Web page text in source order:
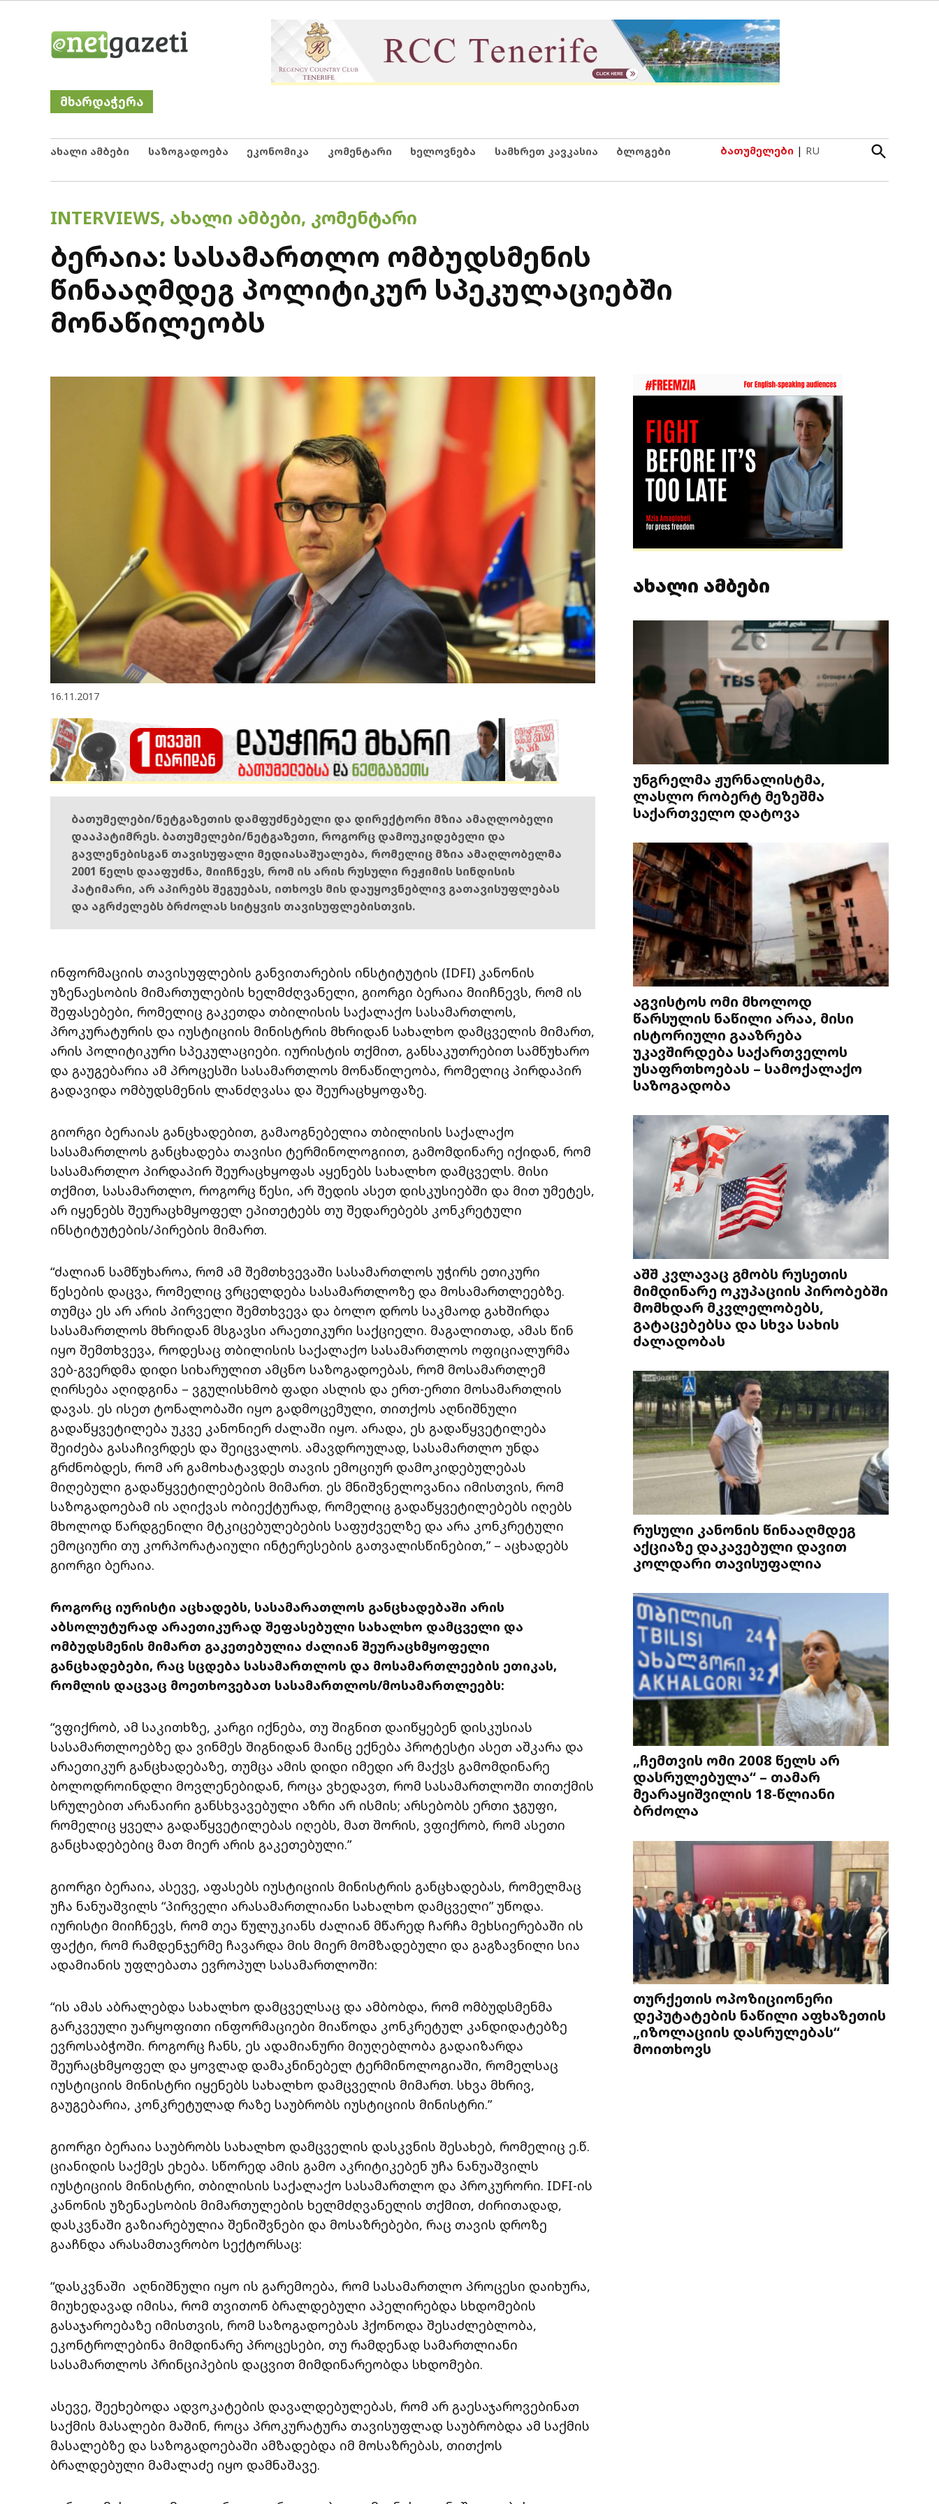
Netgazeti
მხარდაჭერა
ახალი ამბები საზოგადოება ეკონომიკა კომენტარი ხელოვნება სამხრეთ კავკასია ბლოგები ბათუმელები | RU
Open
Search
POSTED
INTERVIEWS, ᲐᲮᲐᲚᲘ ᲐᲛᲑᲔᲑᲘ, ᲙᲝᲛᲔᲜᲢᲐᲠᲘ
ბერაია: სასამართლო ომბუდსმენის
წინააღმდეგ პოლიტიკურ სპეკულაციებში
მონაწილეობს
16.11.2017
ბათუმელები/ნეტგაზეთის დამფუძნებელი და დირექტორი მზია ამაღლობელი
დააპატიმრეს. ბათუმელები/ნეტგაზეთი, როგორც დამოუკიდებელი და
გავლენებისგან თავისუფალი მედიასაშუალება, რომელიც მზია ამაღლობელმა
2001 წელს დააფუძნა, მიიჩნევს, რომ ის არის რუსული რეჟიმის სინდისის
პატიმარი, არ აპირებს შეგუებას, ითხოვს მის დაუყოვნებლივ გათავისუფლებას
და აგრძელებს ბრძოლას სიტყვის თავისუფლებისთვის.
ინფორმაციის თავისუფლების განვითარების ინსტიტუტის (IDFI) კანონის
უზენაესობის მიმართულების ხელმძღვანელი, გიორგი ბერაია მიიჩნევს, რომ ის
შეფასებები, რომელიც გაკეთდა თბილისის საქალაქო სასამართლოს,
პროკურატურის და იუსტიციის მინისტრის მხრიდან სახალხო დამცველის მიმართ,
არის პოლიტიკური სპეკულაციები. იურისტის თქმით, განსაკუთრებით სამწუხარო
და გაუგებარია ამ პროცესში სასამართლოს მონაწილეობა, რომელიც პირდაპირ
გადავიდა ომბუდსმენის ლანძღვასა და შეურაცხყოფაზე.
გიორგი ბერაიას განცხადებით, გამაოგნებელია თბილისის საქალაქო
სასამართლოს განცხადება თავისი ტერმინოლოგიით, გამომდინარე იქიდან, რომ
სასამართლო პირდაპირ შეურაცხყოფას აყენებს სახალხო დამცველს. მისი
თქმით, სასამართლო, როგორც წესი, არ შედის ასეთ დისკუსიებში და მით უმეტეს,
არ იყენებს შეურაცხმყოფელ ეპითეტებს თუ შედარებებს კონკრეტული
ინსტიტუტების/პირების მიმართ.
“ძალიან სამწუხაროა, რომ ამ შემთხვევაში სასამართლოს უჭირს ეთიკური
წესების დაცვა, რომელიც ვრცელდება სასამართლოზე და მოსამართლეებზე.
თუმცა ეს არ არის პირველი შემთხვევა და ბოლო დროს საკმაოდ გახშირდა
სასამართლოს მხრიდან მსგავსი არაეთიკური საქციელი. მაგალითად, ამას წინ
იყო შემთხვევა, როდესაც თბილისის საქალაქო სასამართლოს ოფიციალურმა
ვებ-გვერდმა დიდი სიხარულით ამცნო საზოგადოებას, რომ მოსამართლემ
ღირსება აღიდგინა – ვგულისხმობ ფადი ასლის და ერთ-ერთი მოსამართლის
დავას. ეს ისეთ ტონალობაში იყო გადმოცემული, თითქოს აღნიშნული
გადაწყვეტილება უკვე კანონიერ ძალაში იყო. არადა, ეს გადაწყვეტილება
შეიძება გასაჩივრდეს და შეიცვალოს. ამავდროულად, სასამართლო უნდა
გრძნობდეს, რომ არ გამოხატავდეს თავის ემოციურ დამოკიდებულებას
მიღებული გადაწყვეტილებების მიმართ. ეს მნიშვნელოვანია იმისთვის, რომ
საზოგადოებამ ის აღიქვას ობიექტურად, რომელიც გადაწყვეტილებებს იღებს
მხოლოდ წარდგენილი მტკიცებულებების საფუძველზე და არა კონკრეტული
ემოციური თუ კორპორატაიული ინტერესების გათვალისწინებით,” – აცხადებს
გიორგი ბერაია.
როგორც იურისტი აცხადებს, სასამარათლოს განცხადებაში არის
აბსოლუტურად არაეთიკურად შეფასებული სახალხო დამცველი და
ომბუდსმენის მიმართ გაკეთებულია ძალიან შეურაცხმყოფელი
განცხადებები, რაც სცდება სასამართლოს და მოსამართლეების ეთიკას,
რომლის დაცვაც მოეთხოვებათ სასამართლოს/მოსამართლეებს:
“ვფიქრობ, ამ საკითხზე, კარგი იქნება, თუ შიგნით დაიწყებენ დისკუსიას
სასამართლოებზე და ვინმეს შიგნიდან მაინც ექნება პროტესტი ასეთ აშკარა და
არაეთიკურ განცხადებაზე, თუმცა ამის დიდი იმედი არ მაქვს გამომდინარე
ბოლოდროინდლი მოვლენებიდან, როცა ვხედავთ, რომ სასამართლოში თითქმის
სრულებით არანაირი განსხვავებული აზრი არ ისმის; არსებობს ერთი ჯგუფი,
რომელიც ყველა გადაწყვეტილებას იღებს, მათ შორის, ვფიქრობ, რომ ასეთი
განცხადებებიც მათ მიერ არის გაკეთებული.”
გიორგი ბერაია, ასევე, აფასებს იუსტიციის მინისტრის განცხადებას, რომელმაც
უჩა ნანუაშვილს “პირველი არასამართლიანი სახალხო დამცველი” უწოდა.
იურისტი მიიჩნევს, რომ თეა წულუკიანს ძალიან მწარედ ჩარჩა მეხსიერებაში ის
ფაქტი, რომ რამდენჯერმე ჩავარდა მის მიერ მომზადებული და გაგზავნილი სია
ადამიანის უფლებათა ევროპულ სასამართლოში:
“ის ამას აბრალებდა სახალხო დამცველსაც და ამბობდა, რომ ომბუდსმენმა
გარკვეული უარყოფითი ინფორმაციები მიაწოდა კონკრეტულ კანდიდატებზე
ევროსაბჭოში. როგორც ჩანს, ეს ადამიანური მიუღებლობა გადაიზარდა
შეურაცხმყოფელ და ყოვლად დამაკნინებელ ტერმინოლოგიაში, რომელსაც
იუსტიციის მინისტრი იყენებს სახალხო დამცველის მიმართ. სხვა მხრივ,
გაუგებარია, კონკრეტულად რაზე საუბრობს იუსტიციის მინისტრი.”
გიორგი ბერაია საუბრობს სახალხო დამცველის დასკვნის შესახებ, რომელიც ე.წ.
ციანიდის საქმეს ეხება. სწორედ ამის გამო აკრიტიკებენ უჩა ნანუაშვილს
იუსტიციის მინისტრი, თბილისის საქალაქო სასამართლო და პროკურორი. IDFI-ის
კანონის უზენაესობის მიმართულების ხელმძღვანელის თქმით, ძირითადად,
დასკვნაში გაზიარებულია შენიშვნები და მოსაზრებები, რაც თავის დროზე
გააჩნდა არასამთავრობო სექტორსაც:
“დასკვნაში აღნიშნული იყო ის გარემოება, რომ სასამართლო პროცესი დაიხურა,
მიუხედავად იმისა, რომ თვითონ ბრალდებული აპელირებდა სხდომების
გასაჯაროებაზე იმისთვის, რომ საზოგადოებას ჰქონოდა შესაძლებლობა,
ეკონტროლებინა მიმდინარე პროცესები, თუ რამდენად სამართლიანი
სასამართლოს პრინციპების დაცვით მიმდინარეობდა სხდომები.
ასევე, შეეხებოდა ადვოკატების დავალდებულებას, რომ არ გაესაჯაროვებინათ
საქმის მასალები მაშინ, როცა პროკურატურა თავისუფლად საუბრობდა ამ საქმის
მასალებზე და საზოგადოებაში ამზადებდა იმ მოსაზრებას, თითქოს
ბრალდებული მამალაძე იყო დამნაშავე.
ახალი ამბები
უნგრელმა ჟურნალისტმა,
ლასლო რობერტ მეზეშმა
საქართველო დატოვა
აგვისტოს ომი მხოლოდ
წარსულის ნაწილი არაა, მისი
ისტორიული გააზრება
უკავშირდება საქართველოს
უსაფრთხოებას – სამოქალაქო
საზოგადობა
აშშ კვლავაც გმობს რუსეთის
მიმდინარე ოკუპაციის პირობებში
მომხდარ მკვლელობებს,
გატაცებებსა და სხვა სახის
ძალადობას
რუსული კანონის წინააღმდეგ
აქციაზე დაკავებული დავით
კოლდარი თავისუფალია
„ჩემთვის ომი 2008 წელს არ
დასრულებულა“ – თამარ
მეარაყიშვილის 18-წლიანი
ბრძოლა
თურქეთის ოპოზიციონერი
დეპუტატების ნაწილი აფხაზეთის
„იზოლაციის დასრულებას“
მოითხოვს